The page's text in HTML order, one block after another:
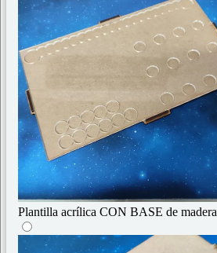
Plantilla acrílica CON BASE de madera